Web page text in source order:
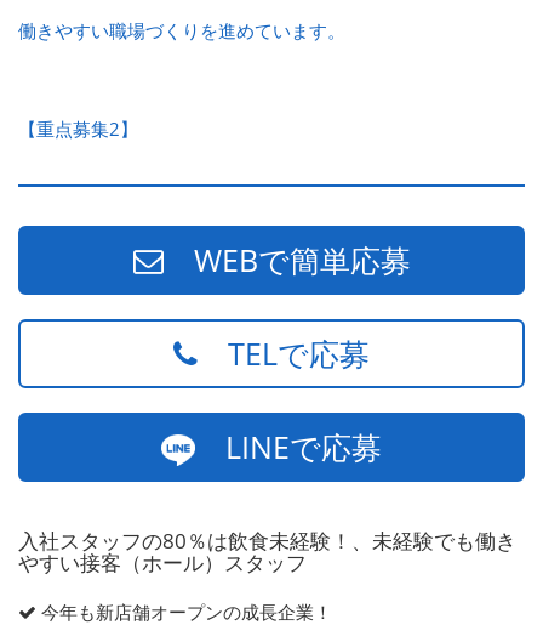
働きやすい職場づくりを進めています。
【重点募集2】
WEBで簡単応募
TELで応募
LINEで応募
入社スタッフの80％は飲食未経験！、未経験でも働き
やすい接客（ホール）スタッフ
今年も新店舗オープンの成長企業！